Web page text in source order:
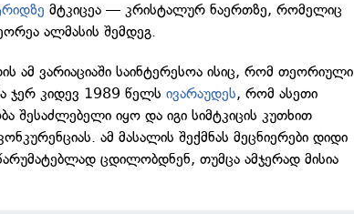
მტკიცეა — კრისტალურ ნაერთზე, რომელიც
ალმასის შემდეგ.
ამ ვარიაციაში საინტერესოა ისიც, რომ თეორიული
ჯერ კიდევ 1989 წელსივარაუდეს, რომ ასეთი
შესაძლებელი იყო და იგი სიმტკიცის კუთხით
ამ მასალის შექმნას მეცნიერები დიდი
ცდილობდნენ, თუმცა ამჯერად მისია